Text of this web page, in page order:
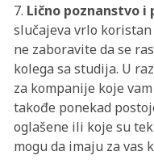
7. Lično poznanstvo i
slučajeva vrlo
ne zaboravite da se
kolega sa studija. U
za kompanije koje
takođe ponekad
oglašene ili koje su
mogu da imaju za vas